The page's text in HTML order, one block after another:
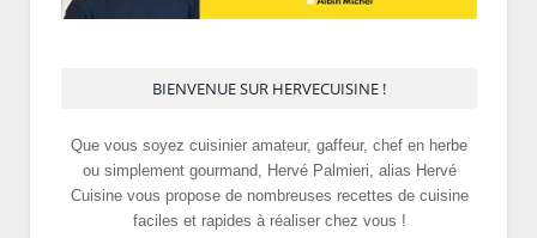
BIENVENUE SUR HERVECUISINE !
Que vous soyez cuisinier amateur, gaffeur, chef en herbe
ou simplement gourmand, Hervé Palmieri, alias Hervé
Cuisine vous propose de nombreuses recettes de cuisine
faciles et rapides à réaliser chez vous !